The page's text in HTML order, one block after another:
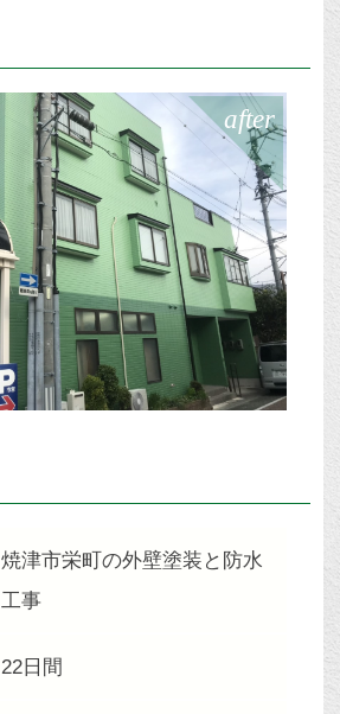
after
焼津市栄町の外壁塗装と防水
工事
22日間